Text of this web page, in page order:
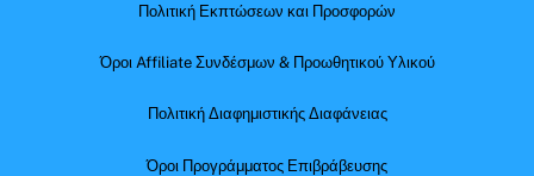
Πολιτική Εκπτώσεων και Προσφορών
Όροι Affiliate Συνδέσμων & Προωθητικού Υλικού
Πολιτική Διαφημιστικής Διαφάνειας
Όροι Προγράμματος Επιβράβευσης